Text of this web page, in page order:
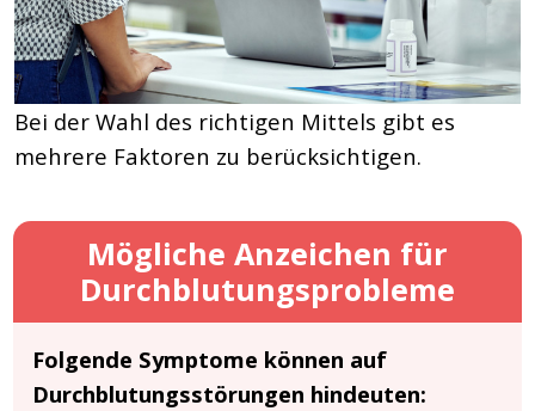
Bei der Wahl des richtigen Mittels gibt es
mehrere Faktoren zu berücksichtigen.
Mögliche Anzeichen für
Durchblutungsprobleme
Folgende Symptome können auf
Durchblutungsstörungen hindeuten: